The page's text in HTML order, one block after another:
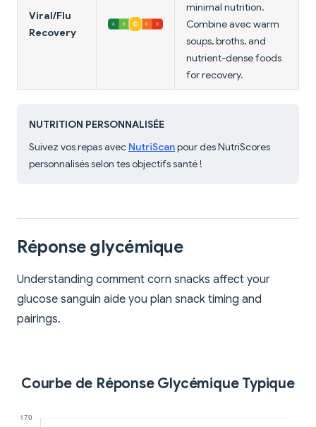
Viral/Flu
Recovery
minimal nutrition.
Combine avec warm
soups, broths, and
nutrient-dense foods
for recovery.
NUTRITION PERSONNALISÉE
Suivez vos repas avec NutriScanpour des NutriScores
personnalisés selon tes objectifs santé !
Réponse glycémique
Understanding comment corn snacks affect your
glucose sanguin aide you plan snack timing and
pairings.
Courbe de Réponse Glycémique Typique